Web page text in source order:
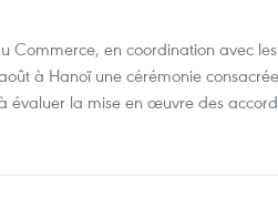
Commerce, en coordination avec
à Hanoï une cérémonie
évaluer la mise en œuvre des